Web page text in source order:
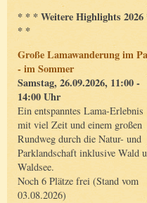
* * * Weitere Highlights 2026
* *
Große Lamawanderung im
- im Sommer
Samstag, 26.09.2026, 11:00 -
14:00 Uhr
Ein entspanntes Lama-Erlebnis
mit viel Zeit und einem großen
Rundweg durch die Natur- und
Parklandschaft inklusive Wald
Waldsee.
Noch 6 Plätze frei (Stand vom
03.08.2026)